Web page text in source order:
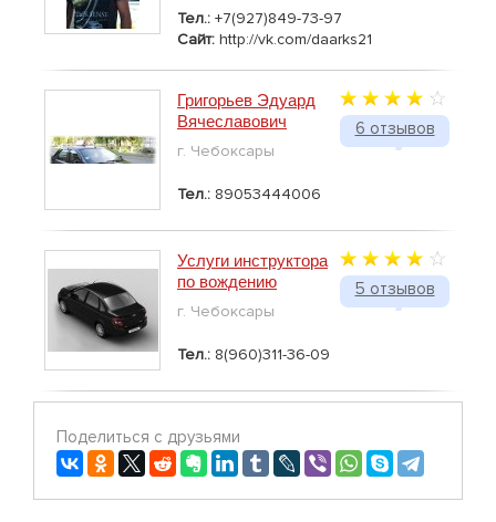
Тел.: +7(927)849-73-97
Сайт: http://vk.com/daarks21
6 отзывов
Григорьев Эдуард
Вячеславович
г. Чебоксары
Тел.: 89053444006
5 отзывов
Услуги инструктора
по вождению
г. Чебоксары
Тел.: 8(960)311-36-09
Поделиться с друзьями